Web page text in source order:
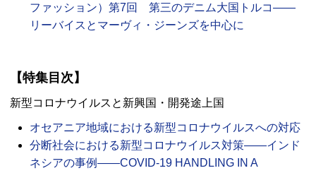
ファッション）第7回 第三のデニム大国トルコ――
リーバイスとマーヴィ・ジーンズを中心に
【特集目次】
新型コロナウイルスと新興国・開発途上国
オセアニア地域における新型コロナウイルスへの対応
分断社会における新型コロナウイルス対策――インド
ネシアの事例――COVID-19 HANDLING IN A